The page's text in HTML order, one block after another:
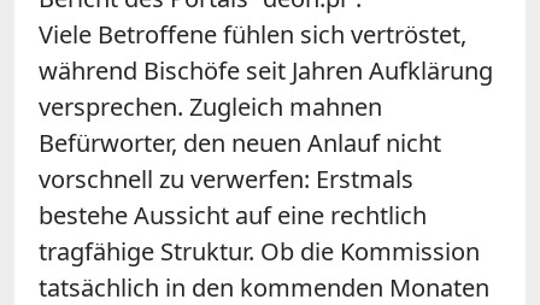
Viele Betroffene fühlen sich vertröstet,
während Bischöfe seit Jahren Aufklärung
versprechen. Zugleich mahnen
Befürworter, den neuen Anlauf nicht
vorschnell zu verwerfen: Erstmals
bestehe Aussicht auf eine rechtlich
tragfähige Struktur. Ob die Kommission
tatsächlich in den kommenden Monaten